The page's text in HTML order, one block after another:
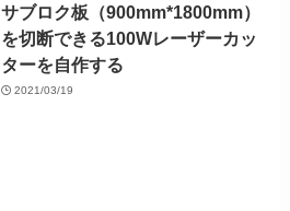
サブロク板（900mm*1800mm）
を切断できる100Wレーザーカッ
ターを自作する
2021/03/19